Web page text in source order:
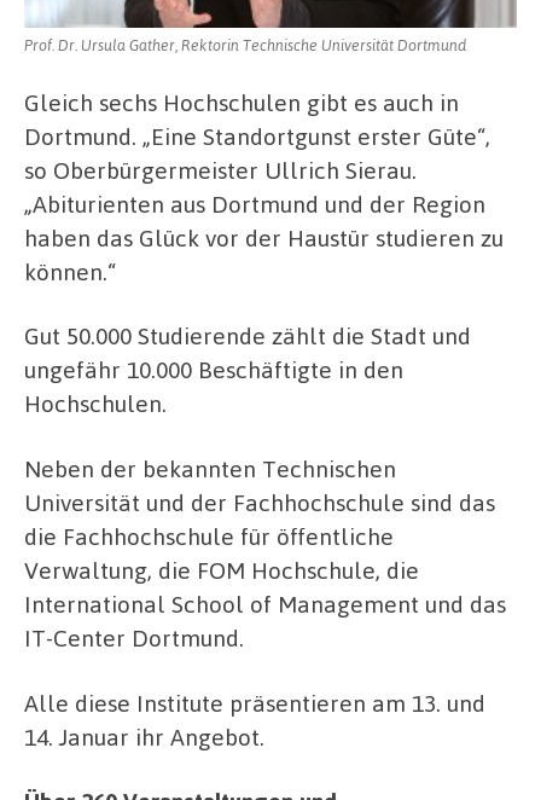
Prof. Dr. Ursula Gather, Rektorin Technische Universität Dortmund
Gleich sechs Hochschulen gibt es auch in
Dortmund. „Eine Standortgunst erster Güte“,
so Oberbürgermeister Ullrich Sierau.
„Abiturienten aus Dortmund und der Region
haben das Glück vor der Haustür studieren zu
können.“
Gut 50.000 Studierende zählt die Stadt und
ungefähr 10.000 Beschäftigte in den
Hochschulen.
Neben der bekannten Technischen
Universität und der Fachhochschule sind das
die Fachhochschule für öffentliche
Verwaltung, die FOM Hochschule, die
International School of Management und das
IT-Center Dortmund.
Alle diese Institute präsentieren am 13. und
14. Januar ihr Angebot.